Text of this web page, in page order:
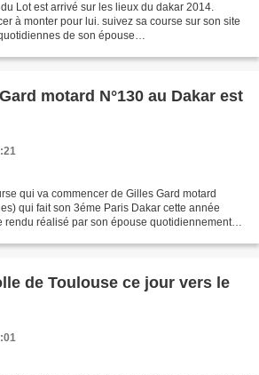
Lot est arrivé sur les lieux du dakar 2014.
à monter pour lui. suivez sa course sur son site
de son épouse
motard N°130 au Dakar est
qui va commencer de Gilles Gard motard
qui fait son 3éme Paris Dakar cette année
rendu réalisé par son épouse quotidiennement
de Toulouse ce jour vers le